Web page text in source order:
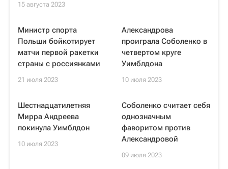
15 августа 2023
Министр спорта
Польши бойкотирует
матчи первой ракетки
страны с россиянками
21 июля 2023
Александрова
проиграла Соболенко в
четвертом круге
Уимблдона
10 июля 2023
Шестнадцатилетняя
Мирра Андреева
покинула Уимблдон
10 июля 2023
Соболенко считает себя
однозначным
фаворитом против
Александровой
09 июля 2023